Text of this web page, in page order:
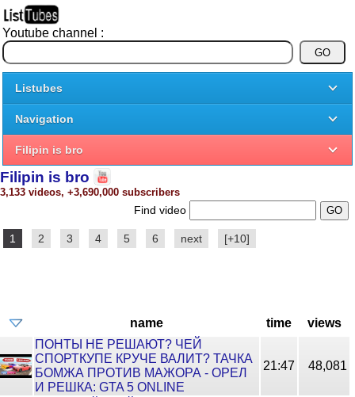
Youtube channel :
Listubes
Navigation
Filipin is bro
Filipin is bro
3,133 videos, +3,690,000 subscribers
Find video
1 2 3 4 5 6 next [+10]
name time
views
ПОНТЫ НЕ РЕШАЮТ? ЧЕЙ
СПОРТКУПЕ КРУЧЕ ВАЛИТ? ТАЧКА
БОМЖА ПРОТИВ МАЖОРА - ОРЕЛ
И РЕШКА: GTA 5 ONLINE
21:47 48,081